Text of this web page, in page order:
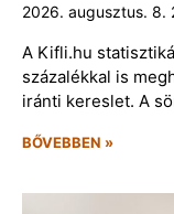
2026. augusztus. 8.
A Kifli.hu
százalékkal is
iránti kereslet. A
BŐVEBBEN »